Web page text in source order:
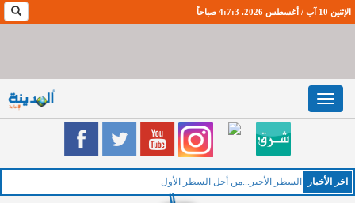
الإثنين 10 آب / أغسطس 2026. 4:7:4 صباحاً
Toggle
navigation
اخر اﻷخبار